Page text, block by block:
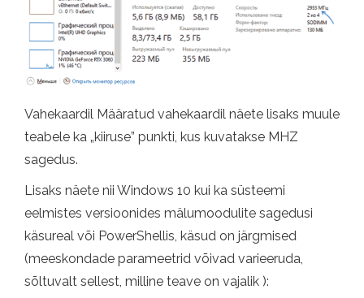
Vahekaardil Määratud vahekaardil näete lisaks muule
teabele ka „kiiruse” punkti, kus kuvatakse MHZ
sagedus.
Lisaks näete nii Windows 10 kui ka süsteemi
eelmistes versioonides mälumoodulite sagedusi
käsureal või PowerShellis, käsud on järgmised
(meeskondade parameetrid võivad varieeruda,
sõltuvalt sellest, milline teave on vajalik ):